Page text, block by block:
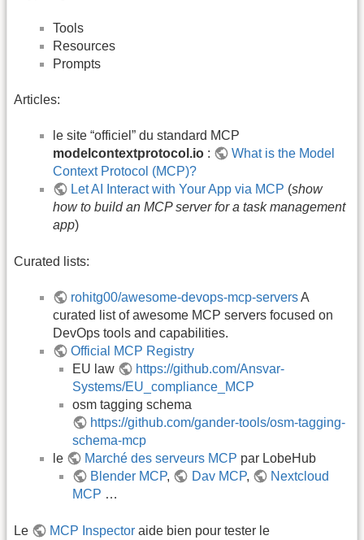
Tools
Resources
Prompts
Articles:
le site “officiel” du standard MCP
modelcontextprotocol.io :
What is the Model
Context Protocol (MCP)?
Let AI Interact with Your App via MCP (show
how to build an MCP server for a task management
app)
Curated lists:
rohitg00/awesome-devops-mcp-serversA
curated list of awesome MCP servers focused on
DevOps tools and capabilities.
Official MCP Registry
EU law
https://github.com/Ansvar-
Systems/EU_compliance_MCP
osm tagging schema
https://github.com/gander-tools/osm-tagging-
schema-mcp
le
Marché des serveurs MCP par LobeHub
Blender MCP, Dav MCP,
Nextcloud
MCP …
Le MCP Inspector aide bien pour tester le